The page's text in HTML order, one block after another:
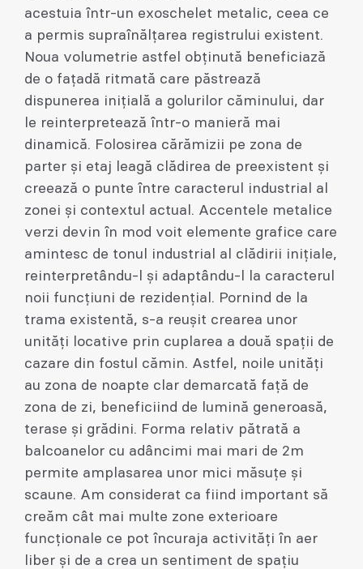
acestuia într-un exoschelet metalic, ceea ce
a permis supraînălțarea registrului existent.
Noua volumetrie astfel obținută beneficiază
de o fațadă ritmată care păstrează
dispunerea inițială a golurilor căminului, dar
le reinterpretează într-o manieră mai
dinamică. Folosirea cărămizii pe zona de
parter și etaj leagă clădirea de preexistent și
creează o punte între caracterul industrial al
zonei și contextul actual. Accentele metalice
verzi devin în mod voit elemente grafice care
amintesc de tonul industrial al clădirii inițiale,
reinterpretându-l și adaptându-l la caracterul
noii funcțiuni de rezidențial. Pornind de la
trama existentă, s-a reușit crearea unor
unități locative prin cuplarea a două spații de
cazare din fostul cămin. Astfel, noile unități
au zona de noapte clar demarcată față de
zona de zi, beneficiind de lumină generoasă,
terase și grădini. Forma relativ pătrată a
balcoanelor cu adâncimi mai mari de 2m
permite amplasarea unor mici măsuțe și
scaune. Am considerat ca fiind important să
creăm cât mai multe zone exterioare
funcționale ce pot încuraja activități în aer
liber și de a crea un sentiment de spațiu